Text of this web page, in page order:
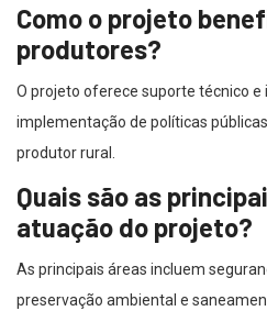
Como o projeto
produtores?
O projeto oferece suporte técnico e
implementação de políticas
produtor rural.
Quais são as
atuação do projeto?
As principais áreas incluem
preservação ambiental e